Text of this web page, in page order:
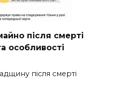
після смерті
особливості
після смерті